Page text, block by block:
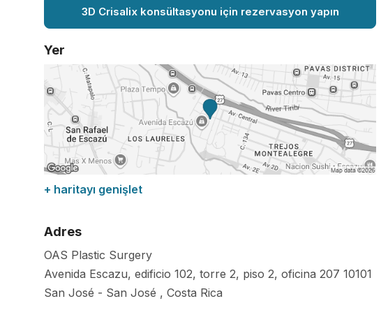
3D Crisalix konsültasyonu için rezervasyon yapın
Yer
+ haritayı genişlet
Adres
OAS Plastic Surgery
Avenida Escazu, edificio 102, torre 2, piso 2, oficina 207 10101
San José - San José , Costa Rica